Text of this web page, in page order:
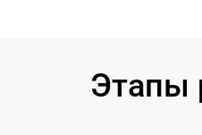
Этапы